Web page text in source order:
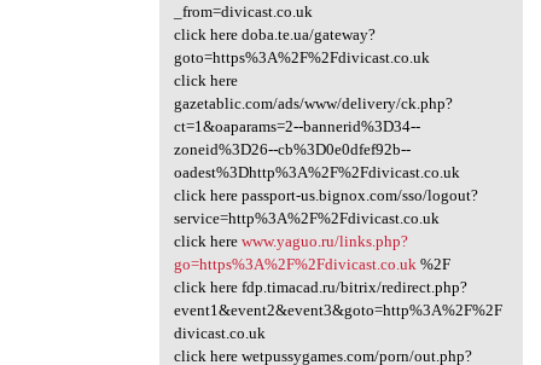
_from=divicast.co.uk
click here doba.te.ua/gateway?
goto=https%3A%2F%2Fdivicast.co.uk
click here
gazetablic.com/ads/www/delivery/ck.php?
ct=1&oaparams=2--bannerid%3D34--
zoneid%3D26--cb%3D0e0dfef92b--
oadest%3Dhttp%3A%2F%2Fdivicast.co.uk
click here passport-us.bignox.com/sso/logout?
service=http%3A%2F%2Fdivicast.co.uk
click here www.yaguo.ru/links.php?
go=https%3A%2F%2Fdivicast.co.uk%2F
click here fdp.timacad.ru/bitrix/redirect.php?
event1&event2&event3&goto=http%3A%2F%2F
divicast.co.uk
click here wetpussygames.com/porn/out.php?